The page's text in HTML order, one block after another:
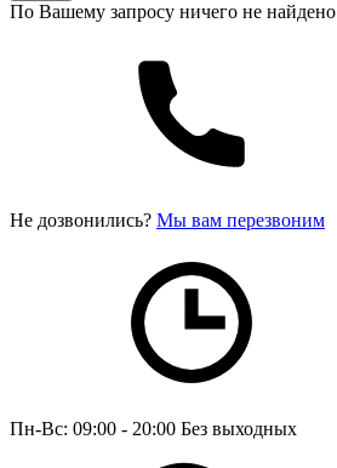
По Вашему запросу ничего не найдено
Не дозвонились? Мы вам перезвоним
Пн-Вс: 09:00 - 20:00 Без выходных